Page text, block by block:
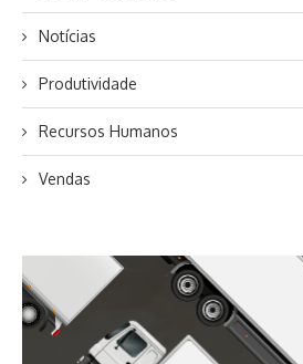
Notícias
Produtividade
Recursos Humanos
Vendas